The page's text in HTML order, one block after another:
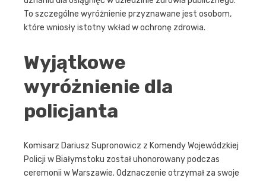
To szczególne wyróżnienie przyznawane jest osobom,
które wniosły istotny wkład w ochronę zdrowia.
Wyjątkowe
wyróżnienie dla
policjanta
Komisarz Dariusz Supronowicz z Komendy Wojewódzkiej
Policji w Białymstoku został uhonorowany podczas
ceremonii w Warszawie. Odznaczenie otrzymał za swoje